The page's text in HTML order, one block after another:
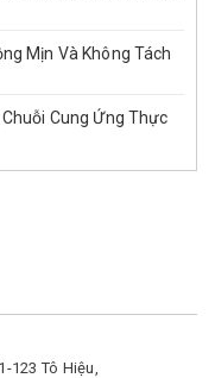
Mịn Và Không Tách
Cung Ứng Thực
123 Tô Hiệu,